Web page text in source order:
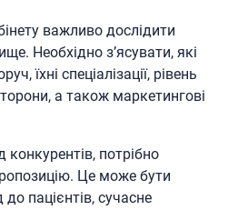
важливо дослідити
Необхідно з’ясувати, які
їхні спеціалізації, рівень
а також маркетингові
потрібно
Це може бути
до пацієнтів, сучасне